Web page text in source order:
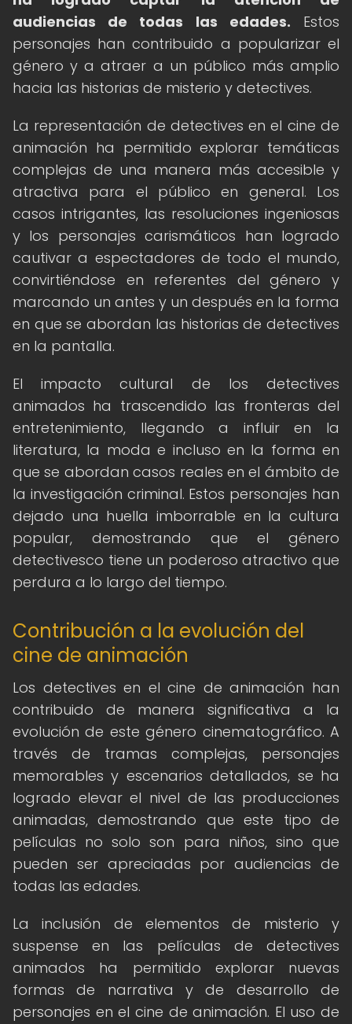
audiencias de todas las edades. Estos
personajes han contribuido a popularizar el
género y a atraer a un público más amplio
hacia las historias de misterio y detectives.
La representación de detectives en el cine de
animación ha permitido explorar temáticas
complejas de una manera más accesible y
atractiva para el público en general. Los
casos intrigantes, las resoluciones ingeniosas
y los personajes carismáticos han logrado
cautivar a espectadores de todo el mundo,
convirtiéndose en referentes del género y
marcando un antes y un después en la forma
en que se abordan las historias de detectives
en la pantalla.
El impacto cultural de los detectives
animados ha trascendido las fronteras del
entretenimiento, llegando a influir en la
literatura, la moda e incluso en la forma en
que se abordan casos reales en el ámbito de
la investigación criminal. Estos personajes han
dejado una huella imborrable en la cultura
popular, demostrando que el género
detectivesco tiene un poderoso atractivo que
perdura a lo largo del tiempo.
Contribución a la evolución del
cine de animación
Los detectives en el cine de animación han
contribuido de manera significativa a la
evolución de este género cinematográfico. A
través de tramas complejas, personajes
memorables y escenarios detallados, se ha
logrado elevar el nivel de las producciones
animadas, demostrando que este tipo de
películas no solo son para niños, sino que
pueden ser apreciadas por audiencias de
todas las edades.
La inclusión de elementos de misterio y
suspense en las películas de detectives
animados ha permitido explorar nuevas
formas de narrativa y de desarrollo de
personajes en el cine de animación. El uso de